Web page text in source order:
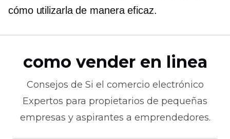
cómo utilizarla de manera eficaz.
como vender en linea
Consejos de Si el comercio electrónico
Expertos para propietarios de pequeñas
empresas y aspirantes a emprendedores.